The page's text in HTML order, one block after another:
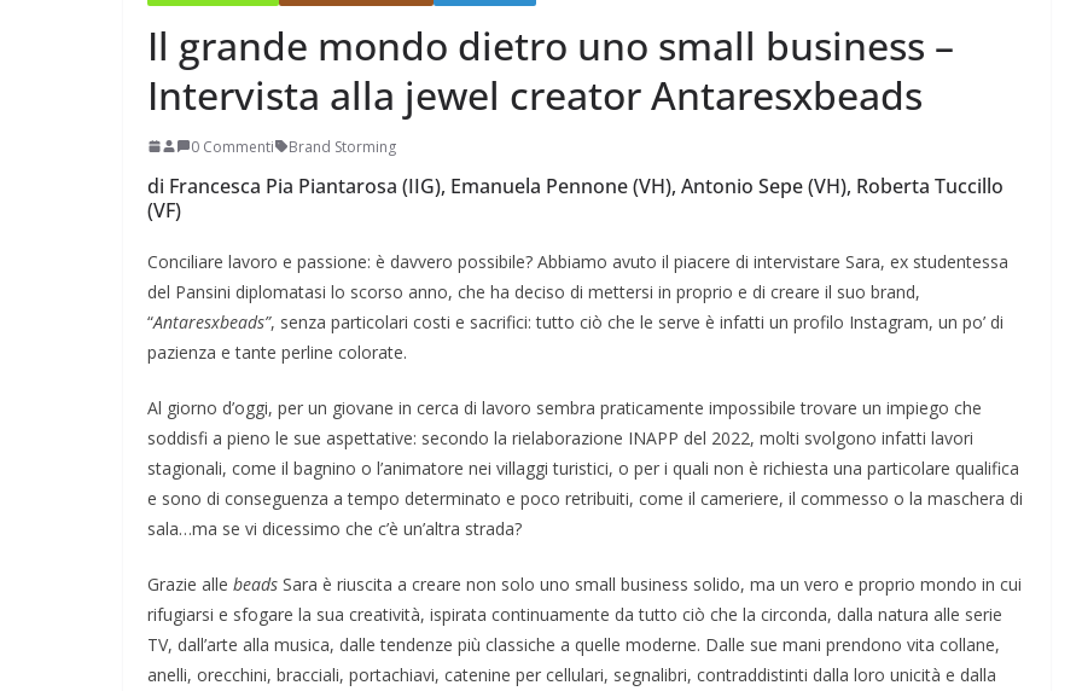
Il grande mondo dietro uno small business –
Intervista alla jewel creator Antaresxbeads
0 Commenti Brand Storming
di Francesca Pia Piantarosa (IIG), Emanuela Pennone (VH), Antonio Sepe (VH), Roberta Tuccillo
(VF)
Conciliare lavoro e passione: è davvero possibile? Abbiamo avuto il piacere di intervistare Sara, ex studentessa
del Pansini diplomatasi lo scorso anno, che ha deciso di mettersi in proprio e di creare il suo brand,
“Antaresxbeads”, senza particolari costi e sacrifici: tutto ciò che le serve è infatti un profilo Instagram, un po’ di
pazienza e tante perline colorate.
Al giorno d’oggi, per un giovane in cerca di lavoro sembra praticamente impossibile trovare un impiego che
soddisfi a pieno le sue aspettative: secondo la rielaborazione INAPP del 2022, molti svolgono infatti lavori
stagionali, come il bagnino o l’animatore nei villaggi turistici, o per i quali non è richiesta una particolare qualifica
e sono di conseguenza a tempo determinato e poco retribuiti, come il cameriere, il commesso o la maschera di
sala…ma se vi dicessimo che c’è un’altra strada?
Grazie alle beads Sara è riuscita a creare non solo uno small business solido, ma un vero e proprio mondo in cui
rifugiarsi e sfogare la sua creatività, ispirata continuamente da tutto ciò che la circonda, dalla natura alle serie
TV, dall’arte alla musica, dalle tendenze più classiche a quelle moderne. Dalle sue mani prendono vita collane,
anelli, orecchini, bracciali, portachiavi, catenine per cellulari, segnalibri, contraddistinti dalla loro unicità e dalla
Perle dei prof #57